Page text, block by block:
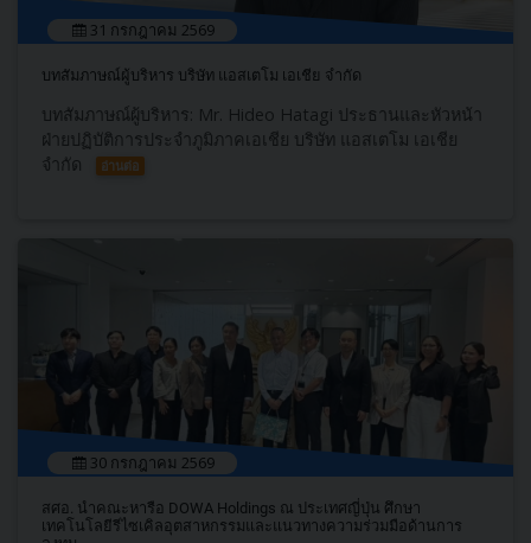
31 กรกฎาคม 2569
บทสัมภาษณ์ผู้บริหาร บริษัท แอสเตโม เอเชีย จำกัด
บทสัมภาษณ์ผู้บริหาร: Mr. Hideo Hatagi ประธานและหัวหน้า
ฝ่ายปฏิบัติการประจำภูมิภาคเอเชีย บริษัท แอสเตโม เอเชีย
จำกัด
อ่านต่อ
30 กรกฎาคม 2569
สศอ. นำคณะหารือ DOWA Holdings ณ ประเทศญี่ปุ่น ศึกษา
เทคโนโลยีรีไซเคิลอุตสาหกรรมและแนวทางความร่วมมือด้านการ